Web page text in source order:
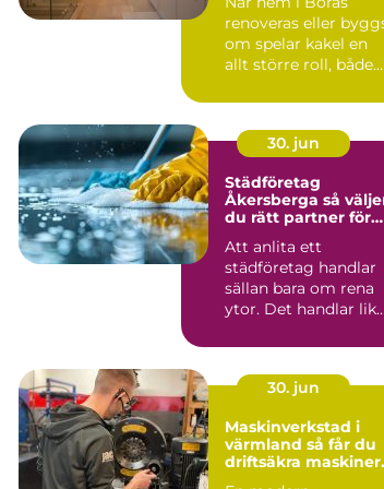
renoveras eller
om spelar kakel en
allt större roll, både
30. jun
Städföretag
Åkersberga så väljer
du rätt partner för
Att anlita ett
städföretag handlar
sällan bara om rena
ytor. Det handlar lika
ko...
30. jun
Maskinverkstad i
värmland så får du
driftsäkra maskiner